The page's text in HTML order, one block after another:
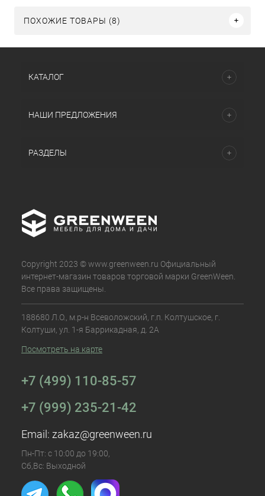
ПОХОЖИЕ ТОВАРЫ (8)
КАТАЛОГ
НАШИ ПРЕДЛОЖЕНИЯ
РАЗДЕЛЫ
Copyright 2023 © www.greenween.ru Официальный
интернет-магазин товаров торговой марки GreenWeen.
Все права защищены.
188680 Л.О., м.р-н Всеволожский, г.п. Колтушское, г.
Колтуши, ул. 1-я Баррикадная, д. 2А
Посмотреть на карте
+7 (499) 110-85-57
+7 (999) 235-21-42
Email: zakaz@greenween.ru
Пн-Пт: с 10:00 до 19:00,
Сб,Вс: Выходной